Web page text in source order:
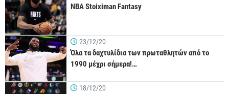
NBA Stoiximan Fantasy
23/12/20
Όλα τα δαχτυλίδια των πρωταθλητών από το
1990 μέχρι σήμερα!…
18/12/20